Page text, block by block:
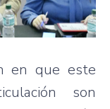
en que este
son